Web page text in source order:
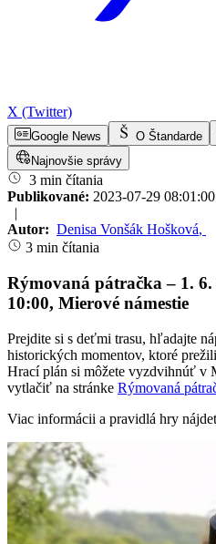
X (Twitter)
Google News O Štandarde
Najnovšie správy
3 min čítania
Publikované: 2023-07-29 08:01:00
|
Autor: Denisa Vonšák Hošková,
3 min čítania
Rýmovaná pátračka – 1. 6.
10:00, Mierové námestie
Prejdite si s deťmi trasu, hľadajte
historických momentov, ktoré
Hrací plán si môžete vyzdvihnúť v
vytlačiť na stránke Rýmovaná
Viac informácii a pravidlá hry